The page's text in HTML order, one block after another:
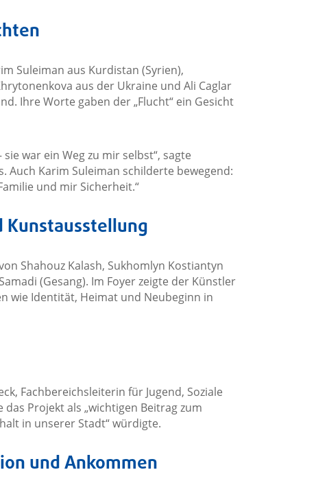
Suleiman aus Kurdistan (Syrien),
aus der Ukraine und Ali Caglar
Ihre Worte gaben der „Flucht“ ein Gesicht
war ein Weg zu mir selbst“, sagte
Auch Karim Suleiman schilderte bewegend:
und mir Sicherheit.“
Kunstausstellung
Shahouz Kalash, Sukhomlyn Kostiantyn
(Gesang). Im Foyer zeigte der Künstler
wie Identität, Heimat und Neubeginn in
Fachbereichsleiterin für Jugend, Soziale
Projekt als „wichtigen Beitrag zum
in unserer Stadt“ würdigte.
und Ankommen